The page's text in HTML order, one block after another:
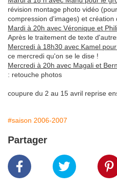
révision montage photo vidéo
compression d'images) et création
Mardi à 20h avec Véronique et
Après le traitement de texte
Mercredi à 18h30 avec Kamel
ce mercredi qu'on se le dise !
Mercredi à 20h avec Magali et
: retouche photos
coupure du 2 au 15 avril reprise
#saison 2006-2007
Partager